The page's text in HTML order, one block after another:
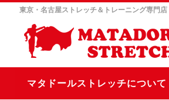
東京・名古屋ストレッチ＆トレーニング専門店
マタドールストレッチについて